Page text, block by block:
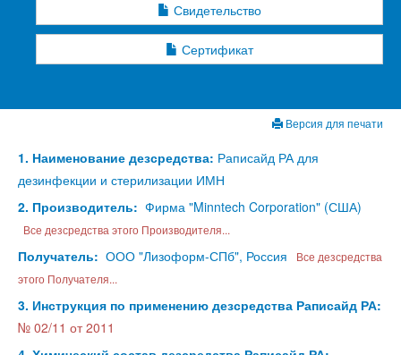
Свидетельство
Сертификат
Версия для печати
1. Наименование дезсредства: Раписайд РА для
дезинфекции и стерилизации ИМН
2. Производитель: Фирма "Minntech Corporation" (США)
Все дезсредства этого Производителя...
Получатель: ООО "Лизоформ-СПб", Россия
Все дезсредства
этого Получателя...
3. Инструкция по применению дезсредства Раписайд РА:
№ 02/11 от 2011